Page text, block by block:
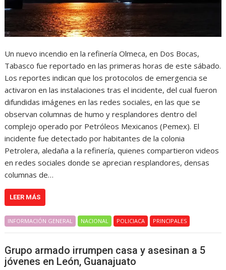
Un nuevo incendio en la refinería Olmeca, en Dos Bocas,
Tabasco fue reportado en las primeras horas de este sábado.
Los reportes indican que los protocolos de emergencia se
activaron en las instalaciones tras el incidente, del cual fueron
difundidas imágenes en las redes sociales, en las que se
observan columnas de humo y resplandores dentro del
complejo operado por Petróleos Mexicanos (Pemex). El
incidente fue detectado por habitantes de la colonia
Petrolera, aledaña a la refinería, quienes compartieron videos
en redes sociales donde se aprecian resplandores, densas
columnas de…
LEER MÁS
INFORMACIÓN GENERAL NACIONAL POLICIACA PRINCIPALES
Grupo armado irrumpen casa y asesinan a 5
jóvenes en León, Guanajuato